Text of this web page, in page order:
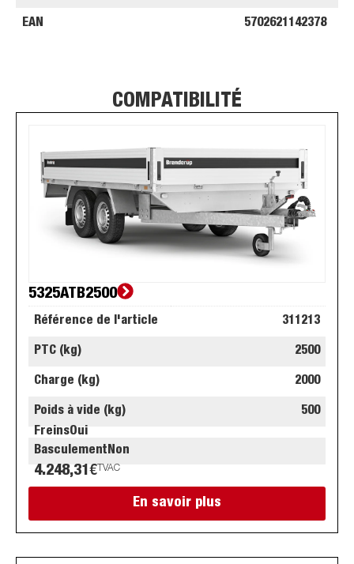
EAN 5702621142378
COMPATIBILITÉ
5325ATB2500
Référence de l'article 311213
PTC (kg) 2500
Charge (kg) 2000
Poids à vide (kg)
500
FreinsOui
BasculementNon
4.248,31€ TVAC
En savoir plus